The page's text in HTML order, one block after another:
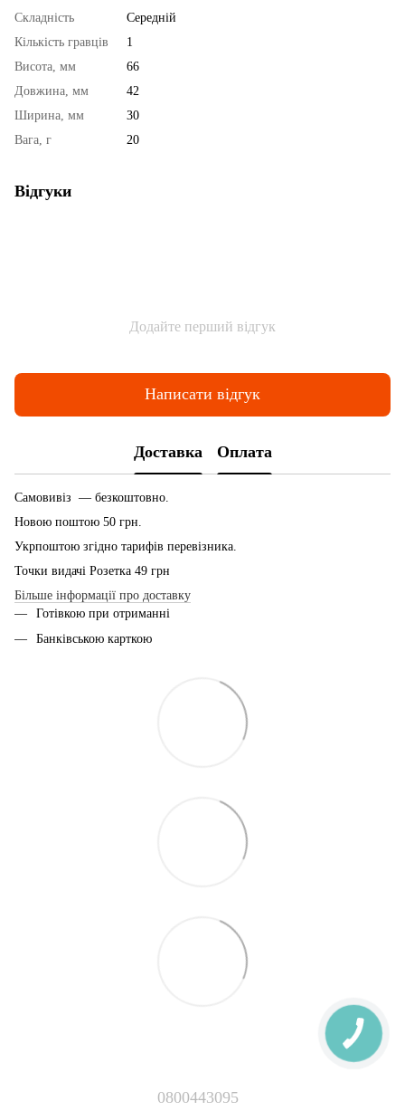
Складність
Середній
Кількість гравців
1
Висота, мм
66
Довжина, мм
42
Ширина, мм
30
Вага, г
20
Відгуки
Додайте перший відгук
Написати відгук
Доставка Оплата
Самовивіз — безкоштовно.
Новою поштою 50 грн.
Укрпоштою згідно тарифів перевізника.
Точки видачі Розетка 49 грн
Більше інформації про доставку
Готівкою при отриманні
Банківською карткою
0800443095